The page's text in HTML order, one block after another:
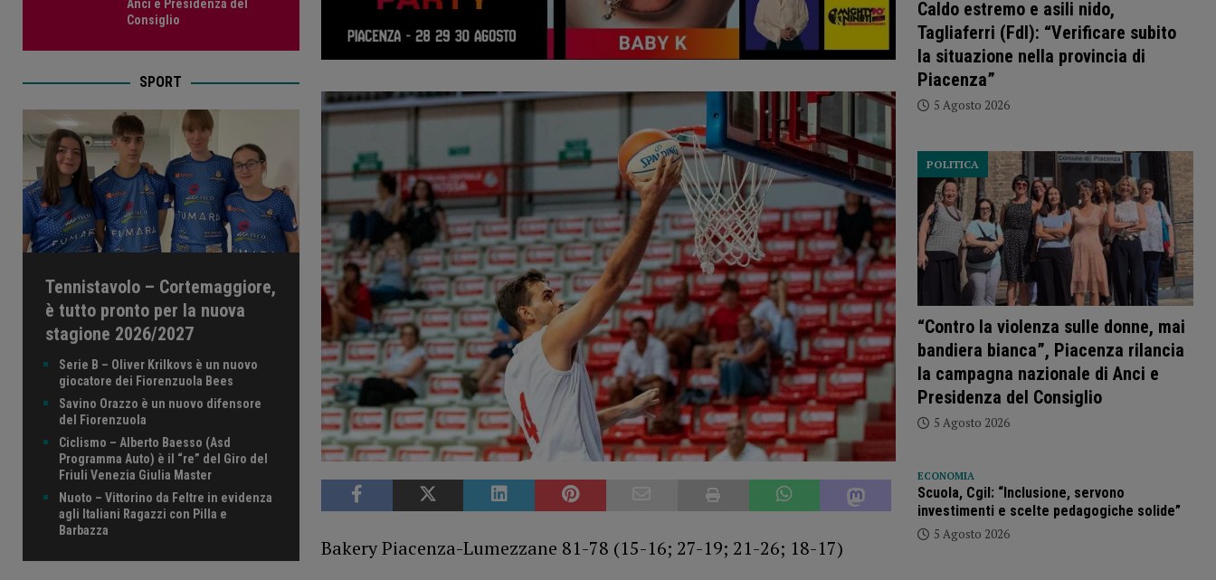
Bakery Piacenza-Lumezzane 81-78 (15-16; 27-19; 21-26; 18-17)
Anci e Presidenza del
Consiglio
SPORT
Tennistavolo – Cortemaggiore,
è tutto pronto per la nuova
stagione 2026/2027
Serie B – Oliver Krilkovs è un nuovo
giocatore dei Fiorenzuola Bees
Savino Orazzo è un nuovo difensore
del Fiorenzuola
Ciclismo – Alberto Baesso (Asd
Programma Auto) è il “re” del Giro del
Friuli Venezia Giulia Master
Nuoto – Vittorino da Feltre in evidenza
agli Italiani Ragazzi con Pilla e
Barbazza
Caldo estremo e asili nido,
Tagliaferri (FdI): “Verificare subito
la situazione nella provincia di
Piacenza”
5 Agosto 2026
“Contro la violenza sulle donne, mai
bandiera bianca”, Piacenza rilancia
la campagna nazionale di Anci e
Presidenza del Consiglio
POLITICA
5 Agosto 2026
ECONOMIA
Scuola, Cgil: “Inclusione, servono
investimenti e scelte pedagogiche solide”
5 Agosto 2026